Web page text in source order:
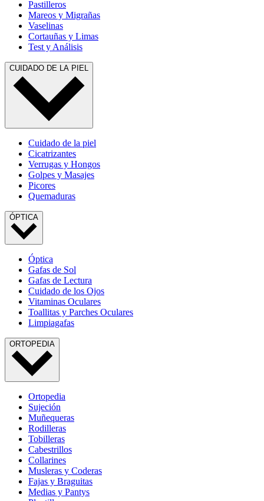
Pastilleros
Mareos y Migrañas
Vaselinas
Cortauñas y Limas
Test y Análisis
CUIDADO DE LA PIEL
Cuidado de la piel
Cicatrizantes
Verrugas y Hongos
Golpes y Masajes
Picores
Quemaduras
ÓPTICA
Óptica
Gafas de Sol
Gafas de Lectura
Cuidado de los Ojos
Vitaminas Oculares
Toallitas y Parches Oculares
Limpiagafas
ORTOPEDIA
Ortopedia
Sujeción
Muñequeras
Rodilleras
Tobilleras
Cabestrillos
Collarines
Musleras y Coderas
Fajas y Braguitas
Medias y Pantys